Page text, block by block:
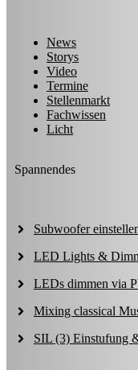
News
Storys
Video
Termine
Stellenmarkt
Fachwissen
Licht
Spannendes
Subwoofer
LED Lights &
LEDs dimmen via
Mixing classical
SIL (3) Einstufung